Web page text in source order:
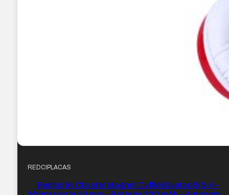
REDCIPLACAS
Redlox by Chuster Magnet Cuffie Bluetooth 5.4 –